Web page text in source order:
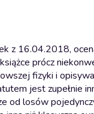
z 16.04.2018,
prócz
fizyki i
jest zupełnie
od losów